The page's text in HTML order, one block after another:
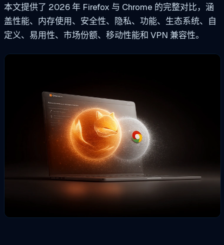
本文提供了 2026 年 Firefox 与 Chrome 的完整对比，涵
盖性能、内存使用、安全性、隐私、功能、生态系统、自
定义、易用性、市场份额、移动性能和 VPN 兼容性。